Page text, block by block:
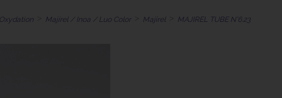
Majirel / Inoa / Luo Color Majirel MAJIREL TUBE N°6.23